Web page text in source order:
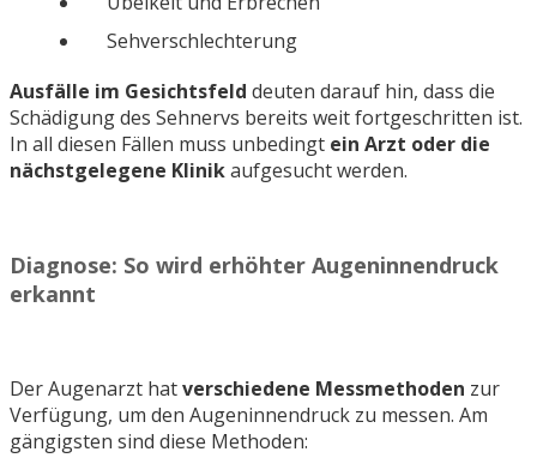
Sehverschlechterung
Ausfälle im Gesichtsfeld deuten darauf hin, dass die
Schädigung des Sehnervs bereits weit fortgeschritten ist.
In all diesen Fällen muss unbedingt ein Arzt oder die
nächstgelegene Klinikaufgesucht werden.
Diagnose: So wird erhöhter Augeninnendruck
erkannt
Der Augenarzt hatverschiedene Messmethoden zur
Verfügung, um den Augeninnendruck zu messen. Am
gängigsten sind diese Methoden: